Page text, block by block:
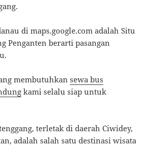
di maps.google.com adalah Situ
Penganten berarti pasangan
membutuhkansewa bus
kami selalu siap untuk
terletak di daerah Ciwidey,
adalah salah satu destinasi wisata